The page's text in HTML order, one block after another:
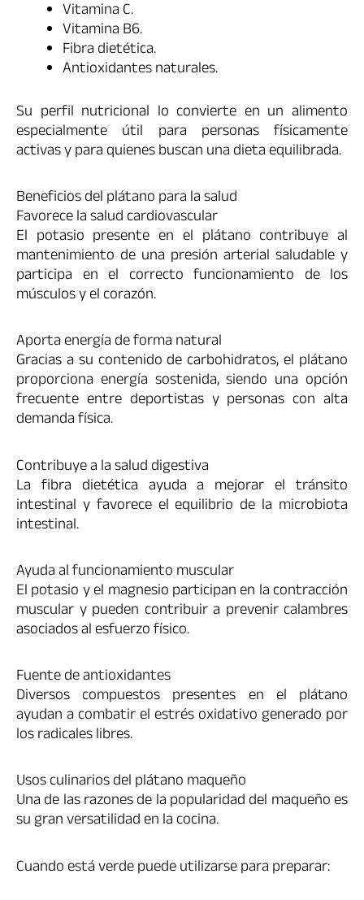
Vitamina C.
Vitamina B6.
Fibra dietética.
Antioxidantes naturales.
Su perfil nutricional lo convierte en un alimento
especialmente útil para personas físicamente
activas y para quienes buscan una dieta equilibrada.
Beneficios del plátano para la salud
Favorece la salud cardiovascular
El potasio presente en el plátano contribuye al
mantenimiento de una presión arterial saludable y
participa en el correcto funcionamiento de los
músculos y el corazón.
Aporta energía de forma natural
Gracias a su contenido de carbohidratos, el plátano
proporciona energía sostenida, siendo una opción
frecuente entre deportistas y personas con alta
demanda física.
Contribuye a la salud digestiva
La fibra dietética ayuda a mejorar el tránsito
intestinal y favorece el equilibrio de la microbiota
intestinal.
Ayuda al funcionamiento muscular
El potasio y el magnesio participan en la contracción
muscular y pueden contribuir a prevenir calambres
asociados al esfuerzo físico.
Fuente de antioxidantes
Diversos compuestos presentes en el plátano
ayudan a combatir el estrés oxidativo generado por
los radicales libres.
Usos culinarios del plátano maqueño
Una de las razones de la popularidad del maqueño es
su gran versatilidad en la cocina.
Cuando está verde puede utilizarse para preparar: